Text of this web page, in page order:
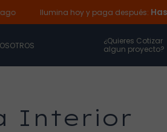
Ilumina hoy y paga después:Hasta 12
¿Quieres Cotizar
algun proyecto?
Interior